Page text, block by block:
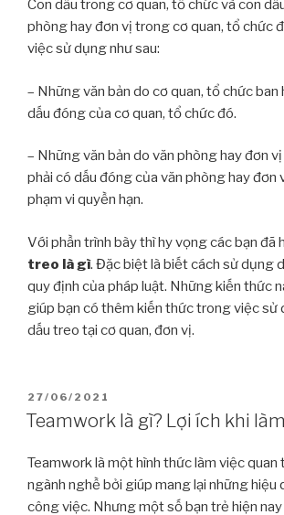
Con dấu trong cơ quan, tổ chức và con
phòng hay đơn vị trong cơ quan, tổ chức
việc sử dụng như sau:
– Những văn bản do cơ quan, tổ chức ban
dấu đóng của cơ quan, tổ chức đó.
– Những văn bản do văn phòng hay đơn
phải có dấu đóng của văn phòng hay đơn
phạm vi quyền hạn.
Với phần trình bày thì hy vọng các bạn đã
treo là gì. Đặc biệt là biết cách sử dụng
quy định của pháp luật. Những kiến thức
giúp bạn có thêm kiến thức trong việc sử
dấu treo tại cơ quan, đơn vị.
27/06/2021
Teamwork là gì? Lợi ích khi
Teamwork là một hình thức làm việc
ngành nghề bởi giúp mang lại những hiệu
công việc. Nhưng một số bạn trẻ hiện nay